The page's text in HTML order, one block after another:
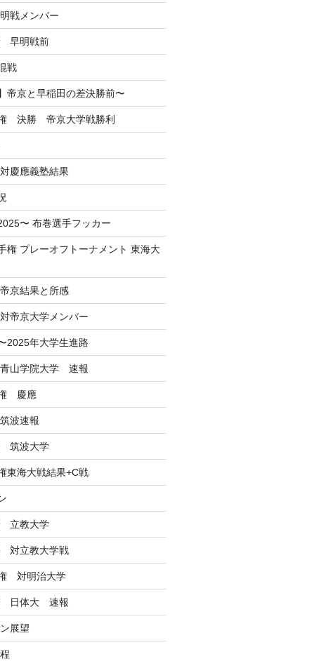
戦メンバー
早明戦前
戦
帝京と早稲田の差決勝前〜
決勝 帝京大学戦勝利
慶應義塾結果
〜 布巻選手フッカー
権 プレーオフトーナメント 東海大
京結果と所感
帝京大学メンバー
2025年大学生進路
山学院大学 速報
慶應
波速報
筑波大学
東海大戦結果+C戦
立教大学
対立教大学戦
対明治大学
日体大 速報
展望